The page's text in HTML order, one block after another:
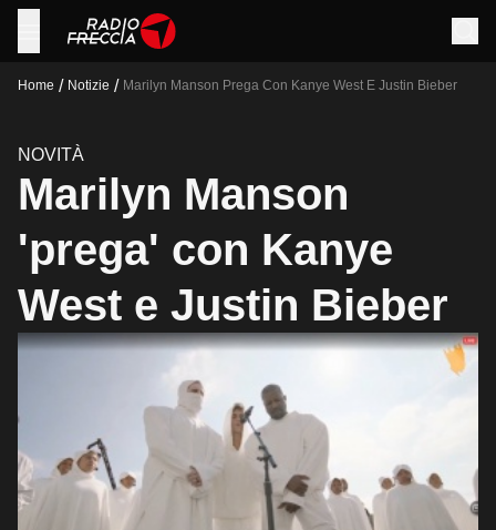
Home / Notizie / Marilyn Manson Prega Con Kanye West E Justin Bieber
NOVITÀ
Marilyn Manson
'prega' con Kanye
West e Justin Bieber